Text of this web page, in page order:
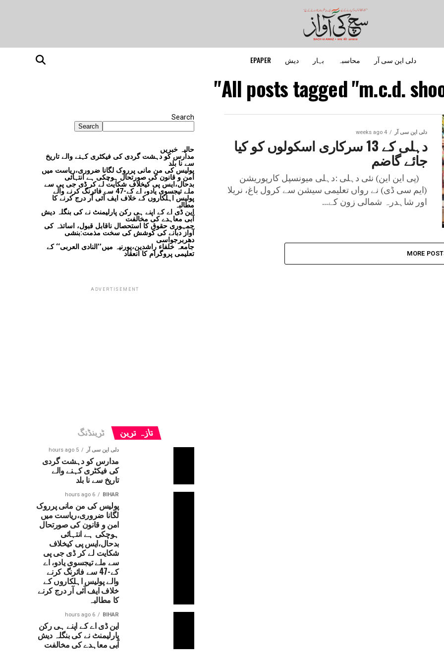
دلی این سی آر محاسبہ بہار دیش EPAPER
All posts tagged "m.c.d.
دلی این سی آر 4 weeks ago
دہلی کے 13 سرکاری اسکولوں کو کیا
جائے گاضم
(پی این این) نئی دہلی :دہلی میونسپل کارپوریشن
(ایم سی ڈی) نے رواں تعلیمی سیشن سے کرول باغ، نریلا
اور شاہدرہ شمالی زون کے...
MORE
Search
Search
حالیہ خبریں
مدارس کو دہشت گردی کی فیکٹری کہنے والے تاریخ
سے نا بلد
پولیس کی من مانی پرروک لگانا ضروری،ریاست میں
امن و قانون کی صورتحال ہوچکی ہے انتہائی
بدحال،ایس پی کیخلاف شکایت لے کر ڈی جی پی سے
ملے تیجسوی یادو، اے کے-47 سے فائرنگ کرنے والے
پولیس اہلکاروں کے خلاف ایف آئی آر درج کرنے کا
مطالبہ
این ڈی اے کے اپنے ہی رکن پارلیمنٹ نے کی بنگلہ دیش
آبی معاہدے کی مخالفت
جمہوری حقوق کا استحصال ناقابل قبول، اساتذہ کی
آواز دبانے کی کوشش کی سخت مذمت:بنشی
دھربرجواسی
جامعہ خلفاء راشدین،پورنیہ میں’’النادی العربی‘‘ کے
تعلیمی پروگرام کا انعقاد
ADVERTISEMENT
تازہ ترین ٹرینڈنگ
دلی این سی آر 5 hours ago
مدارس کو دہشت گردی
کی فیکٹری کہنے والے
تاریخ سے نا بلد
BIHAR
6 hours ago
پولیس کی من مانی پرروک
لگانا ضروری،ریاست میں
امن و قانون کی صورتحال
ہوچکی ہے انتہائی
بدحال،ایس پی کیخلاف
شکایت لے کر ڈی جی پی
سے ملے تیجسوی یادو، اے
کے-47 سے فائرنگ کرنے
والے پولیس اہلکاروں کے
خلاف ایف آئی آر درج کرنے
کا مطالبہ
BIHAR
6 hours ago
این ڈی اے کے اپنے ہی رکن
پارلیمنٹ نے کی بنگلہ دیش
آبی معاہدے کی مخالفت